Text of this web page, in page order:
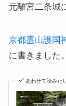
元離宮二条城
京都霊山護国
に書きました。
あわせて読みた